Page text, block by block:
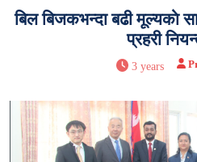
बिल बिजकभन्दा बढी मूल्यकाे
प्रहरी
3 years